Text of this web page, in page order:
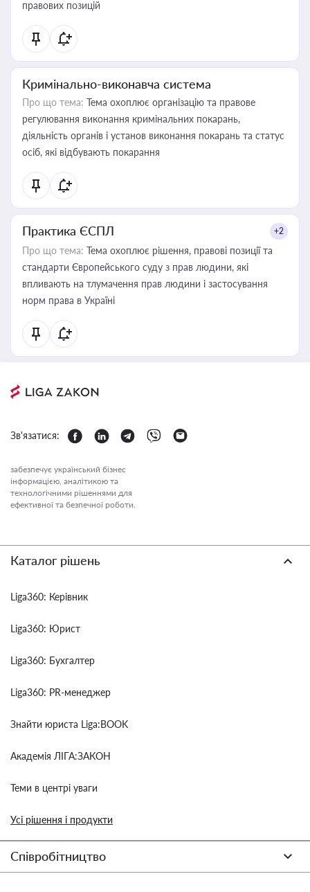
правових позицій
Кримінально-виконавча система
Про що тема: Тема охоплює організацію та правове
регулювання виконання кримінальних покарань,
діяльність органів і установ виконання покарань та статус
осіб, які відбувають покарання
Практика ЄСПЛ +2
Про що тема: Тема охоплює рішення, правові позиції та
стандарти Європейського суду з прав людини, які
впливають на тлумачення прав людини і застосування
норм права в Україні
Зв'язатися:
забезпечує український бізнес
інформацією, аналітикою та
технологічними рішеннями для
ефективної та безпечної роботи.
Каталог рішень
Liga360: Керівник
Liga360: Юрист
Liga360: Бухгалтер
Liga360: PR-менеджер
Знайти юриста Liga:BOOK
Академія ЛІГА:ЗАКОН
Теми в центрі уваги
Усі рішення і продукти
Співробітництво